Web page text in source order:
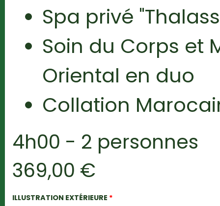
Spa privé
Soin du Corps et
Oriental en duo
Collation
4h00 - 2 personnes
369,00 €
ILLUSTRATION EXTÉRIEURE *